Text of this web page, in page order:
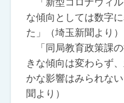
な傾向としては数字
た」（埼玉新聞より）
「同局教育政策課
きな傾向は変わらず
かな影響はみられな
聞より）